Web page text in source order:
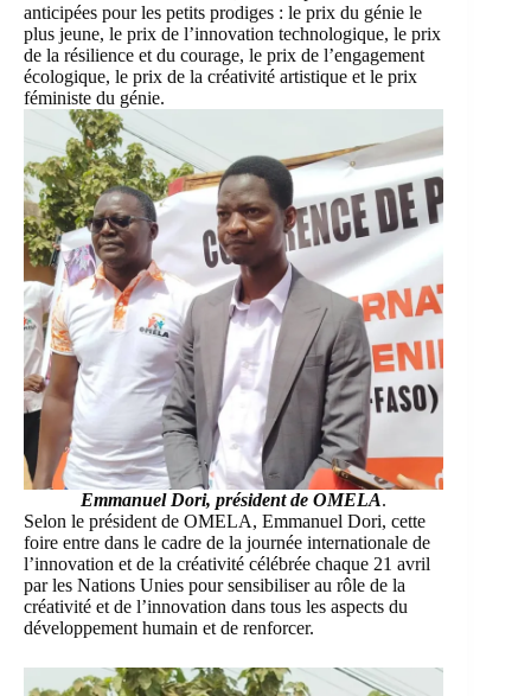
anticipées pour les petits prodiges : le prix du génie le
plus jeune, le prix de l’innovation technologique, le prix
de la résilience et du courage, le prix de l’engagement
écologique, le prix de la créativité artistique et le prix
féministe du génie.
Emmanuel Dori, président de OMELA.
Selon le président de OMELA, Emmanuel Dori, cette
foire entre dans le cadre de la journée internationale de
l’innovation et de la créativité célébrée chaque 21 avril
par les Nations Unies pour sensibiliser au rôle de la
créativité et de l’innovation dans tous les aspects du
développement humain et de renforcer.